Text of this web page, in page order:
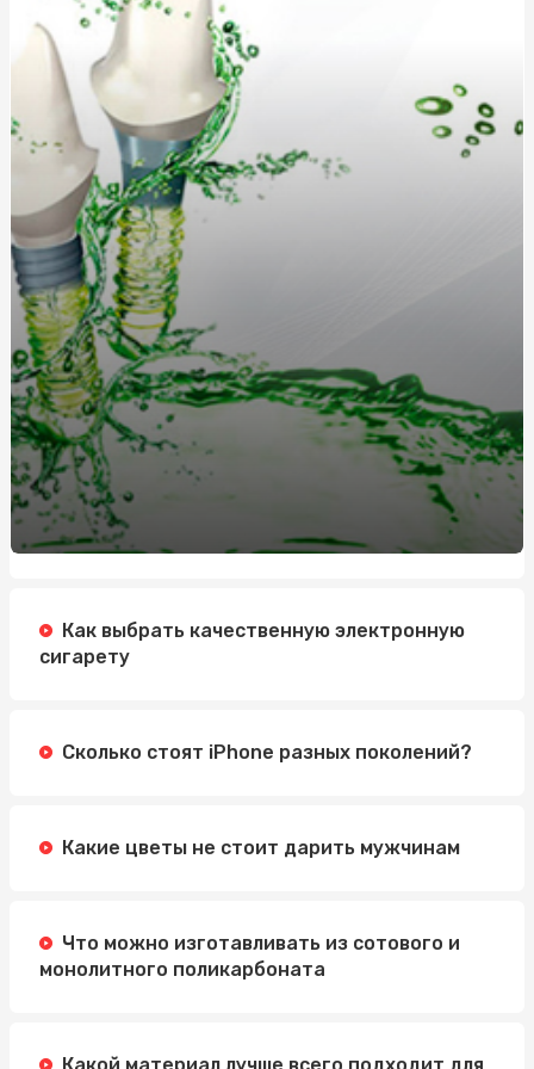
Запалення дихальних шляхів: симптоми, причини та
методи лікування
Кухонные диваны в современном интерьере: удобство
и стиль в одном
Жетоны для солдат: традиция, практичность и стиль
Длинный или короткий дождевик: как выбрать
идеальную модель?
Как выбрать идеальную чашу, колбу и шланг для
кальяна?
Греющий кабель для водостока: защита от
обледенения и замерзания
Дождевики для спортсменов: лучшие модели для
активного отдыха от интернет-магазина «Ваш
Комфорт»
Як стати професіоналом в нарощуванні нігтів
полігелем: 5 кроків для успішного старту
водіння
Как выбрать качественную электронную
сигарету
Сколько стоят iPhone разных поколений?
Какие цветы не стоит дарить мужчинам
Что можно изготавливать из сотового и
монолитного поликарбоната